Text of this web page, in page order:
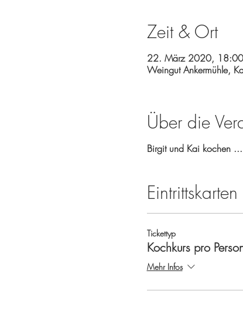
Zeit & Ort
22. März 2020, 18:00
Weingut Ankermühle,
Über die
Birgit und Kai kochen
Eintrittskarten
Tickettyp
Kochkurs pro
Mehr Infos